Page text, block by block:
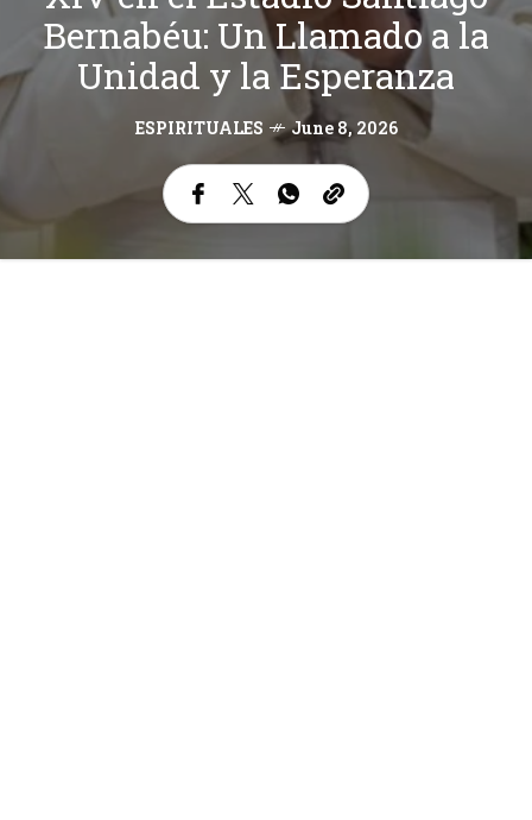
Bernabéu: Un Llamado a la
Unidad y la Esperanza
ESPIRITUALES June 8, 2026